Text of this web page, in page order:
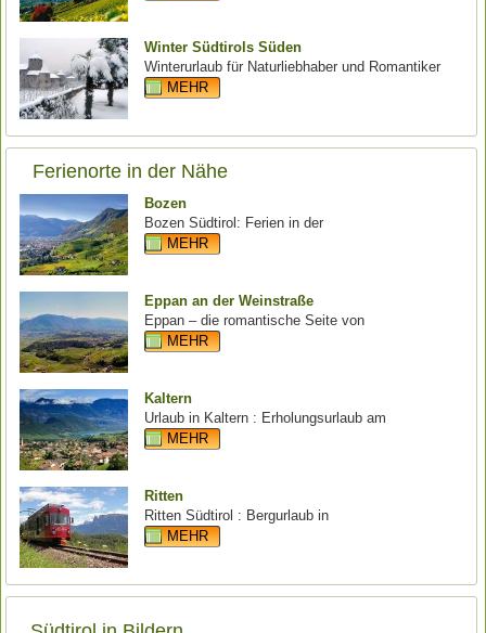
Winter Südtirols Süden
Winterurlaub für Naturliebhaber und Romantiker
MEHR
Ferienorte in der Nähe
Bozen
Bozen Südtirol: Ferien in der
MEHR
Eppan an der Weinstraße
Eppan – die romantische Seite von
MEHR
Kaltern
Urlaub in Kaltern : Erholungsurlaub am
MEHR
Ritten
Ritten Südtirol : Bergurlaub in
MEHR